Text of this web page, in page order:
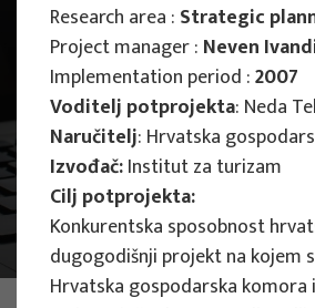
Main Projects
Research area : Strategic
Project manager : Neven
Implementation period :2007
Voditelj potprojekta: Neda
Naručitelj: Hrvatska
Izvođač:Institut za turizam
Cilj potprojekta:
Konkurentska sposobnost
dugogodišnji projekt na kojem
Hrvatska gospodarska